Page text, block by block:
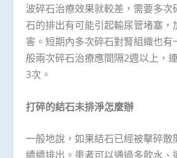
波碎石治療效果就較差，需要多次
石的排出有可能引起輸尿管堵塞，
害。短期內多次碎石對腎組織也有
般兩次碎石治療應間隔2週以上，
3次。
打碎的結石未排淨怎麼辦
一般地說，如果結石已經被擊碎散
續續排出。患者可以通過多飲水、